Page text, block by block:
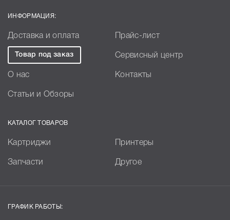
ИНФОРМАЦИЯ:
Доставка и оплата Прайс-лист
Товар под заказ Сервисный центр
О нас Контакты
Статьи и Обзоры
КАТАЛОГ ТОВАРОВ
Картриджи Принтеры
Запчасти Другое
ГРАФИК РАБОТЫ: